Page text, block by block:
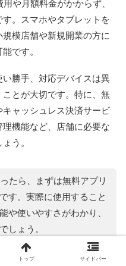
や月額料金がかからず、
。スマホやタブレットを
模店舗や新規開業の方に
です。
勝手、対応デバイスは異
とが大切です。特に、無
ャッシュレス決済サービ
機能など、店舗に必要な
う。
たら、まずは無料アプリ
す。実際に使用すること
や使いやすさがわかり、
しょう。
トップ サイドバー